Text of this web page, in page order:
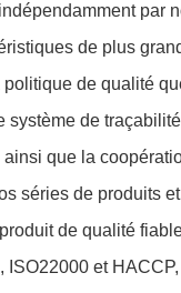
par
de plus
de qualité
de
que la
séries de produits
de qualité
et